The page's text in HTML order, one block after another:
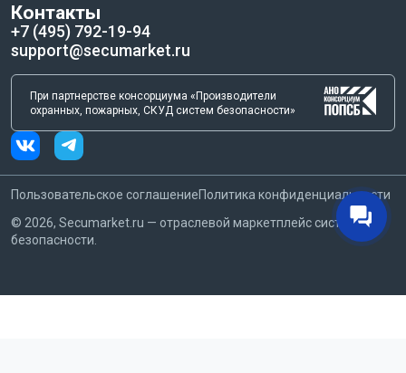
Обсуждайте персональные скидки на крупные заказы через
наш чат — менеджер оперативно свяжется с продавцом.
Контакты
+7 (495) 792-19-94
support@secumarket.ru
При партнерстве консорциума «Производители
охранных, пожарных, СКУД систем безопасности»
Пользовательское соглашениеПолитика конфиденциальности
© 2026, Secumarket.ru — отраслевой маркетплейс систем
безопасности.